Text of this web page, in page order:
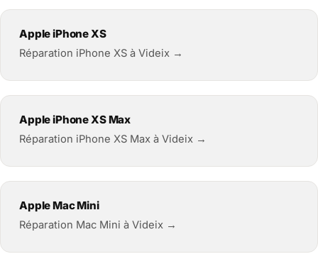
Apple iPhone XS
Réparation iPhone XS à Videix →
Apple iPhone XS Max
Réparation iPhone XS Max à Videix →
Apple Mac Mini
Réparation Mac Mini à Videix →